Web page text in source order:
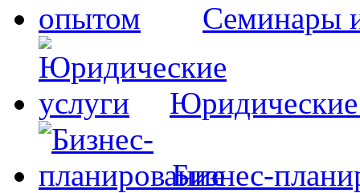
Семинары
Юридические
Бизнес-